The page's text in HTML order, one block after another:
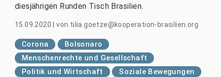
diesjährigen Runden Tisch Brasilien.
15.09.2020 |von tilia.goetze@kooperation-brasilien.org
Corona
Bolsonaro
Menschenrechte und Gesellschaft
Politik und Wirtschaft
Soziale Bewegungen